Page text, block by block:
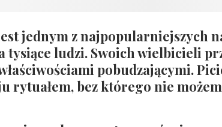
jednym z najpopularniejszych
tysiące ludzi. Swoich wielbicieli
pobudzającymi.
rytuałem, bez którego nie